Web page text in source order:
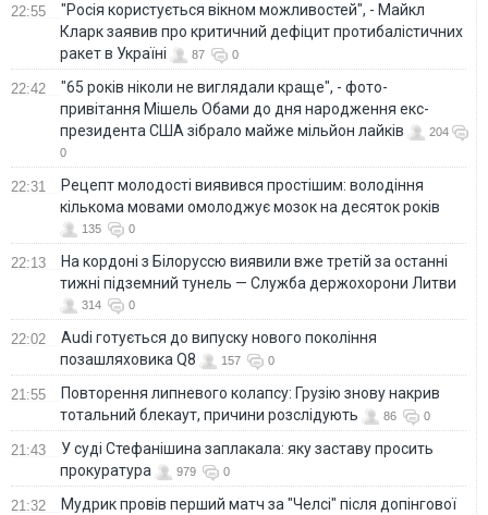
22:55
"Росія користується вікном можливостей", - Майкл
Кларк заявив про критичний дефіцит протибалістичних
ракет в Україні
87 0
22:42
"65 років ніколи не виглядали краще", - фото-
привітання Мішель Обами до дня народження екс-
президента США зібрало майже мільйон лайків
204
0
22:31
Рецепт молодості виявився простішим: володіння
кількома мовами омолоджує мозок на десяток років
135 0
22:13
На кордоні з Білоруссю виявили вже третій за останні
тижні підземний тунель — Служба держохорони Литви
314 0
22:02
Audi готується до випуску нового покоління
позашляховика Q8
157 0
21:55
Повторення липневого колапсу: Грузію знову накрив
тотальний блекаут, причини розслідують
86 0
21:43
У суді Стефанішина заплакала: яку заставу просить
прокуратура
979 0
21:32 Мудрик провів перший матч за "Челсі" після допінгової